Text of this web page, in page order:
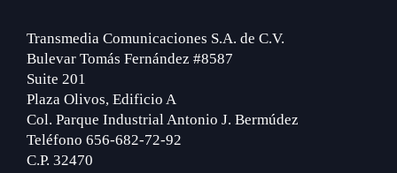
Transmedia Comunicaciones S.A. de C.V.
Bulevar Tomás Fernández #8587
Suite 201
Plaza Olivos, Edificio A
Col. Parque Industrial Antonio J. Bermúdez
Teléfono 656-682-72-92
C.P. 32470